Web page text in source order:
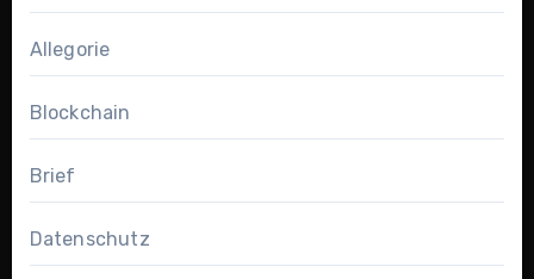
Allegorie
Blockchain
Brief
Datenschutz